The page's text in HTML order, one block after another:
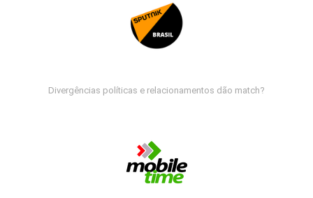
Divergências políticas e relacionamentos dão match?